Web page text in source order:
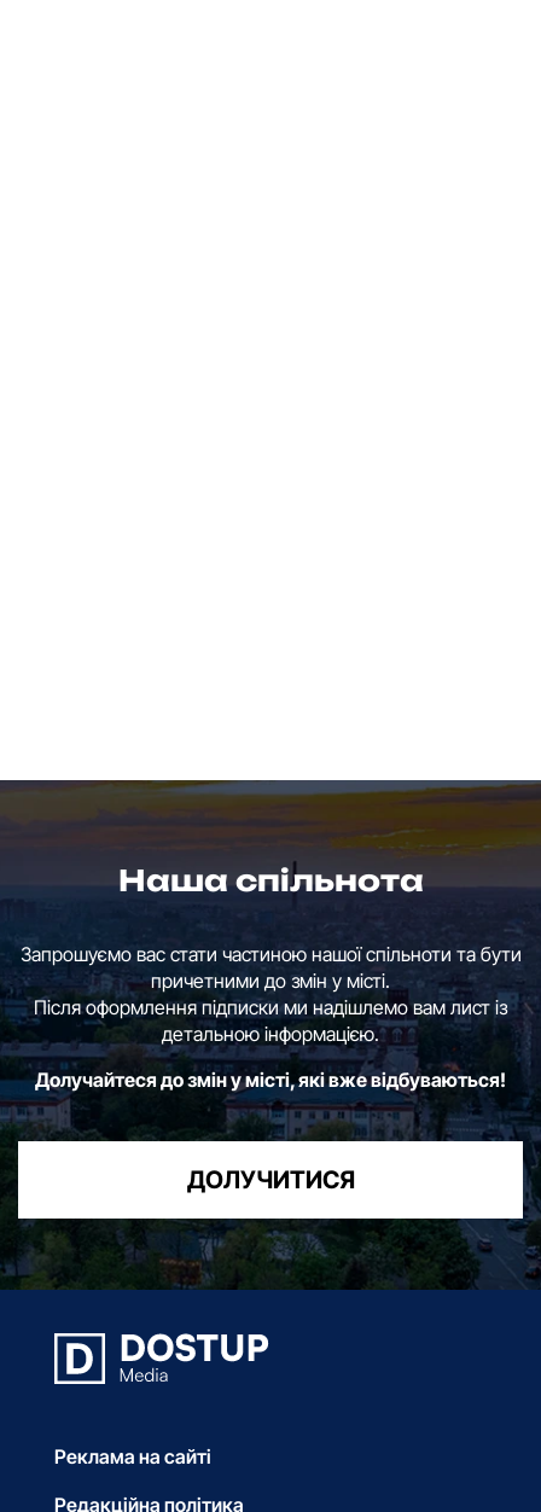
Наша спільнота
Запрошуємо вас стати частиною нашої спільноти та бути
причетними до змін у місті.
Після оформлення підписки ми надішлемо вам лист із
детальною інформацією.
Долучайтеся до змін у місті, які вже відбуваються!
ДОЛУЧИТИСЯ
Реклама на сайті
Редакційна політика